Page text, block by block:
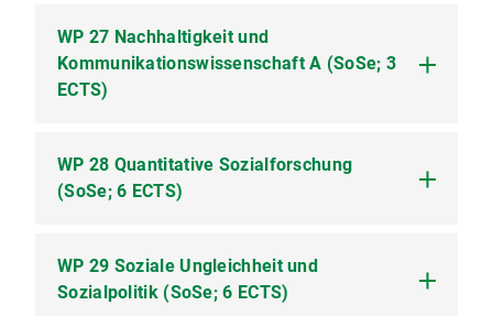
WP 26.1 One Health and Climate Change
(Online-Kurs; 2 SWS)
WP 27 Nachhaltigkeit und
Kommunikationswissenschaft A (SoSe; 3
ECTS)
WP 27.1 Aspekte der Nachhaltigkeit in
Forschungsfeldern der
WP 28 Quantitative Sozialforschung
(SoSe; 6 ECTS)
WP 28.1 Einführung in die Methoden der
quantitativen Sozialforschung (Vorlesung)
WP 29 Soziale Ungleichheit und
Sozialpolitik (SoSe; 6 ECTS)